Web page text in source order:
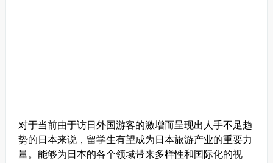
对于当前由于访日外国游客的激增而呈现出人手不足趋
势的日本来说，留学生有望成为日本旅游产业的重要力
量。能够为日本的各个领域带来多样性和国际化的视